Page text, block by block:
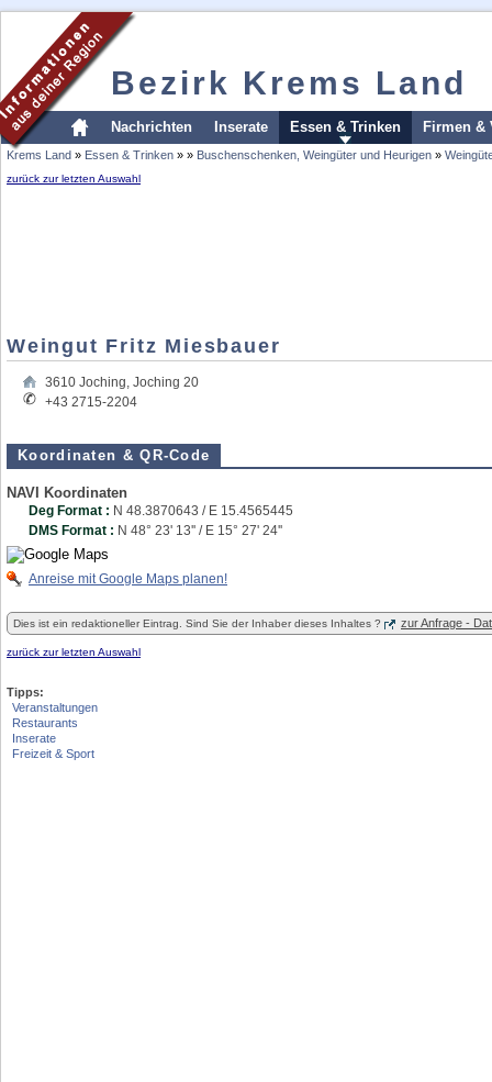
Bezirk Krems Land
Nachrichten Inserate Essen & Trinken Firmen &
Krems Land » Essen & Trinken » » Buschenschenken, Weingüter und Heurigen »
zurück zur letzten Auswahl
Weingut Fritz Miesbauer
3610 Joching, Joching 20
+43 2715-2204
Koordinaten & QR-Code
NAVI Koordinaten
Deg Format : N 48.3870643 / E 15.4565445
DMS Format : N 48° 23' 13'' / E 15° 27' 24''
Anreise mit Google Maps planen!
Dies ist ein redaktioneller Eintrag. Sind Sie der Inhaber dieses Inhaltes ? zur Anfrage -
zurück zur letzten Auswahl
Tipps:
Veranstaltungen
Restaurants
Inserate
Freizeit & Sport